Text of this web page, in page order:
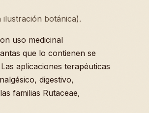
ilustración botánica).
uso medicinal
que lo contienen se
aplicaciones terapéuticas
digestivo,
familias Rutaceae,